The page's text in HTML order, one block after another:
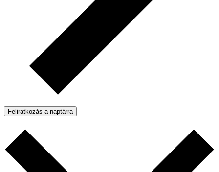
Feliratkozás a naptárra